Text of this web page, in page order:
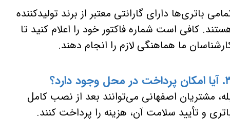
باتری‌ها دارای گارانتی معتبر از برند تولیدکننده
کافی است شماره فاکتور خود را اعلام کنید تا
ما هماهنگی لازم را انجام دهند.
مشتریان اصفهانی می‌توانند بعد از نصب کامل
و تأیید سلامت آن، هزینه را پرداخت کنند.
وجود دارد؟